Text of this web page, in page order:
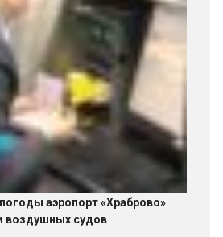
аэропорт «Храброво»
воздушных судов